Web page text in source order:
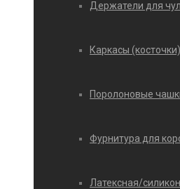
Держатели для
Каркасы
Поролоновые
Фурнитура для
Латексная/